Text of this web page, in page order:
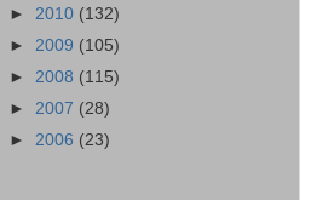
► 2010 (132)
► 2009 (105)
► 2008 (115)
► 2007 (28)
► 2006 (23)